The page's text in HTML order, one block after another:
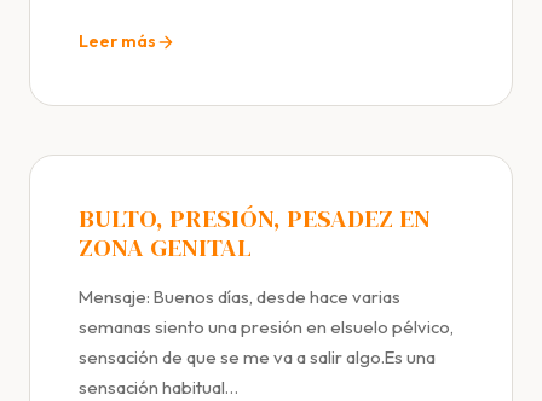
Leer más
BULTO, PRESIÓN, PESADEZ EN
ZONA GENITAL
Mensaje: Buenos días, desde hace varias
semanas siento una presión en elsuelo pélvico,
sensación de que se me va a salir algo.Es una
sensación habitual…